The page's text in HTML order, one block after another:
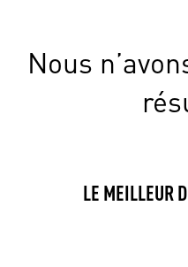
Nous
LE MEILLEUR